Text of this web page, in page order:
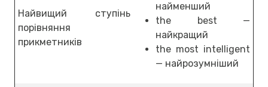
Найвищий ступінь
порівняння
прикметників
найменший
the best —
найкращий
the most intelligent
— найрозумніший